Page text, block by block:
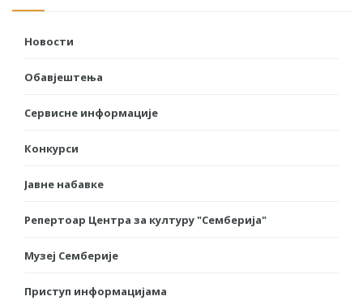
Новости
Обавјештења
Сервисне информације
Конкурси
Јавне набавке
Репертоар Центра за културу "Семберија"
Музеј Семберије
Приступ информацијама